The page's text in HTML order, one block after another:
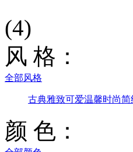
(4)
风 格：
全部风格
古典雅致可爱温馨时尚简
颜 色：